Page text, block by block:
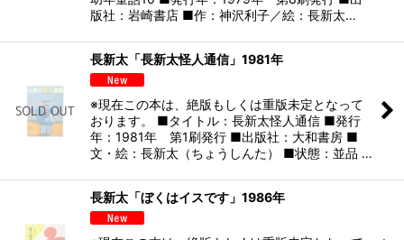
版社：岩崎書店 ■作：神沢利子／絵：長新太…
長新太「長新太怪人通信」1981年
※現在この本は、絶版もしくは重版未定となって
おります。 ■タイトル：長新太怪人通信 ■発行
年：1981年 第1刷発行 ■出版社：大和書房 ■
文・絵：長新太（ちょうしんた） ■状態：並品 …
長新太「ぼくはイスです」1986年